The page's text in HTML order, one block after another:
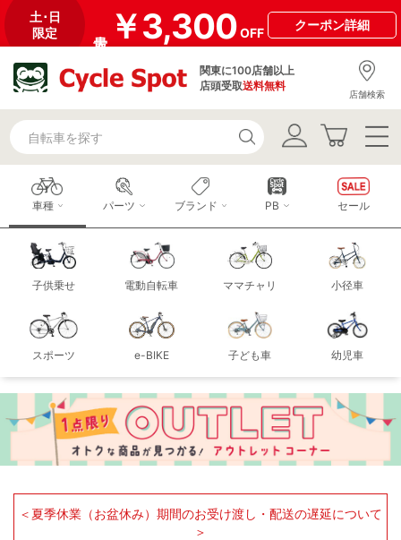
土･日
限定
￥3,300OFF
クーポン詳細
関東に100店舗以上
店頭受取送料無料
店舗検索
車種
子供乗せ 電動自転車 ママチャリ 小径車
スポーツ e-BIKE 子ども車 幼児車
パーツ ブランド PB セール
＜夏季休業（お盆休み）期間のお受け渡し・配送の遅延について
＞